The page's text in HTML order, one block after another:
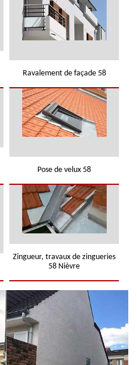
Ravalement de façade 58
Pose de velux 58
Zingueur, travaux de zingueries
58 Nièvre